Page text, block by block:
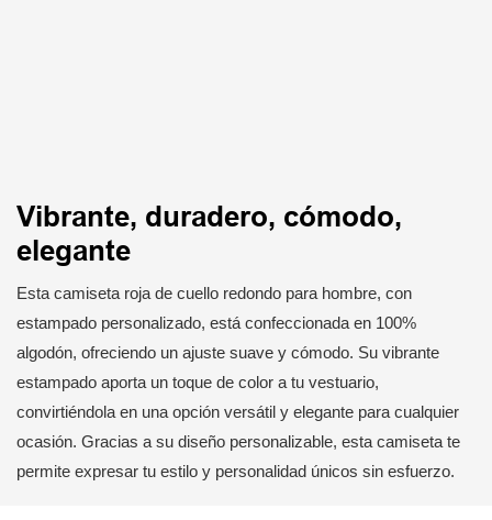
Vibrante, duradero, cómodo,
elegante
Esta camiseta roja de cuello redondo para hombre, con
estampado personalizado, está confeccionada en 100%
algodón, ofreciendo un ajuste suave y cómodo. Su vibrante
estampado aporta un toque de color a tu vestuario,
convirtiéndola en una opción versátil y elegante para cualquier
ocasión. Gracias a su diseño personalizable, esta camiseta te
permite expresar tu estilo y personalidad únicos sin esfuerzo.